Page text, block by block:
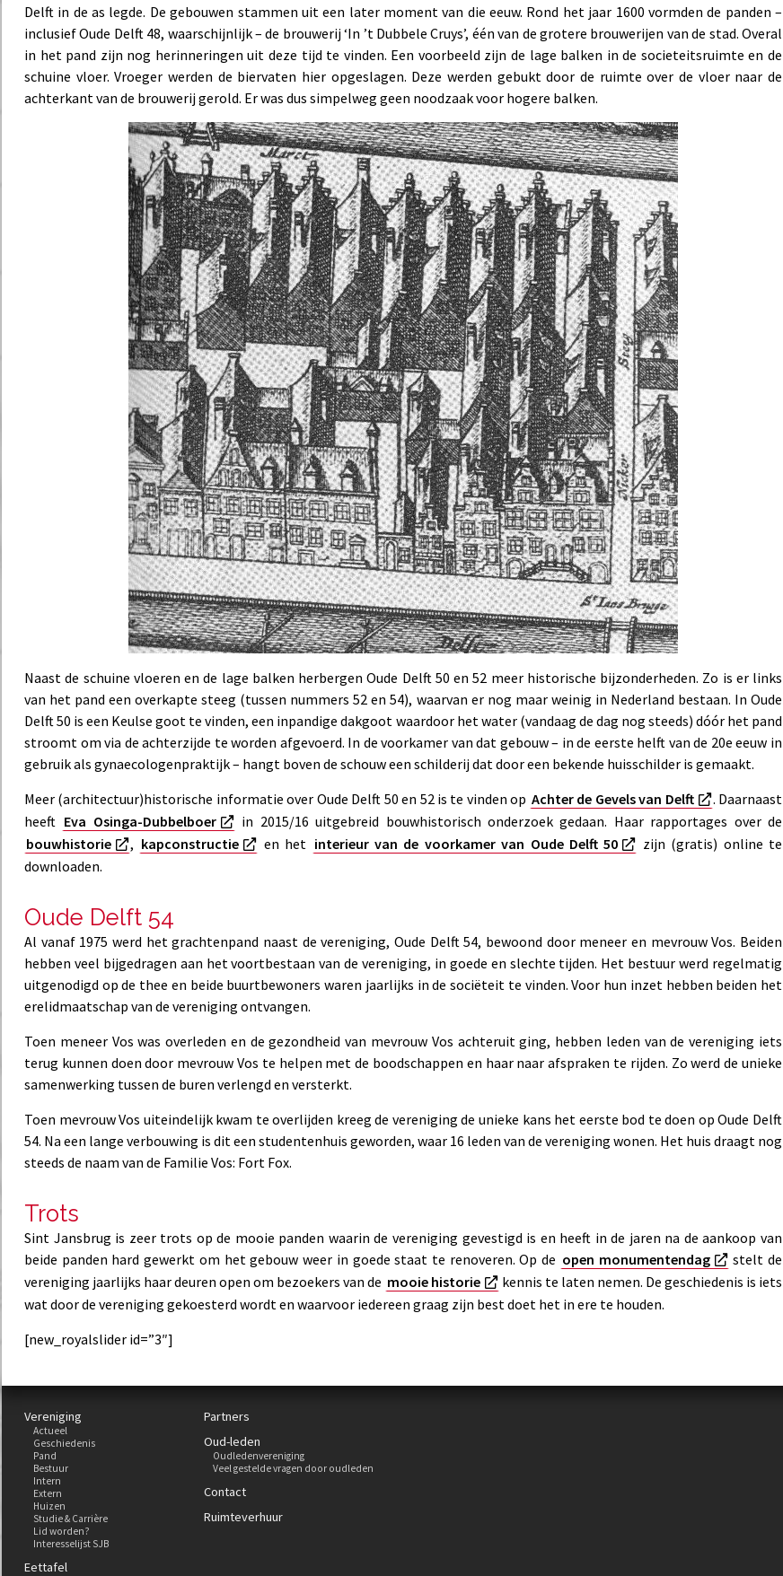
Delft in de as legde. De gebouwen stammen uit een later moment van die eeuw. Rond het jaar 1600 vormden de panden –
inclusief Oude Delft 48, waarschijnlijk – de brouwerij ‘In ’t Dubbele Cruys’, één van de grotere brouwerijen van de stad. Overal
in het pand zijn nog herinneringen uit deze tijd te vinden. Een voorbeeld zijn de lage balken in de societeitsruimte en de
schuine vloer. Vroeger werden de biervaten hier opgeslagen. Deze werden gebukt door de ruimte over de vloer naar de
achterkant van de brouwerij gerold. Er was dus simpelweg geen noodzaak voor hogere balken.
Naast de schuine vloeren en de lage balken herbergen Oude Delft 50 en 52 meer historische bijzonderheden. Zo is er links
van het pand een overkapte steeg (tussen nummers 52 en 54), waarvan er nog maar weinig in Nederland bestaan. In Oude
Delft 50 is een Keulse goot te vinden, een inpandige dakgoot waardoor het water (vandaag de dag nog steeds) dóór het pand
stroomt om via de achterzijde te worden afgevoerd. In de voorkamer van dat gebouw – in de eerste helft van de 20e eeuw in
gebruik als gynaecologenpraktijk – hangt boven de schouw een schilderij dat door een bekende huisschilder is gemaakt.
Meer (architectuur)historische informatie over Oude Delft 50 en 52 is te vinden op Achter de Gevels van Delft
. Daarnaast
heeft Eva Osinga-Dubbelboer
in 2015/16 uitgebreid bouwhistorisch onderzoek gedaan. Haar rapportages over de
bouwhistorie
, kapconstructie en het interieur van de voorkamer van Oude Delft 50
zijn (gratis) online te
downloaden.
Oude Delft 54
Al vanaf 1975 werd het grachtenpand naast de vereniging, Oude Delft 54, bewoond door meneer en mevrouw Vos. Beiden
hebben veel bijgedragen aan het voortbestaan van de vereniging, in goede en slechte tijden. Het bestuur werd regelmatig
uitgenodigd op de thee en beide buurtbewoners waren jaarlijks in de sociëteit te vinden. Voor hun inzet hebben beiden het
erelidmaatschap van de vereniging ontvangen.
Toen meneer Vos was overleden en de gezondheid van mevrouw Vos achteruit ging, hebben leden van de vereniging iets
terug kunnen doen door mevrouw Vos te helpen met de boodschappen en haar naar afspraken te rijden. Zo werd de unieke
samenwerking tussen de buren verlengd en versterkt.
Toen mevrouw Vos uiteindelijk kwam te overlijden kreeg de vereniging de unieke kans het eerste bod te doen op Oude Delft
54. Na een lange verbouwing is dit een studentenhuis geworden, waar 16 leden van de vereniging wonen. Het huis draagt nog
steeds de naam van de Familie Vos: Fort Fox.
Trots
Sint Jansbrug is zeer trots op de mooie panden waarin de vereniging gevestigd is en heeft in de jaren na de aankoop van
beide panden hard gewerkt om het gebouw weer in goede staat te renoveren. Op de open monumentendag
stelt de
vereniging jaarlijks haar deuren open om bezoekers van de mooie historie
kennis te laten nemen. De geschiedenis is iets
wat door de vereniging gekoesterd wordt en waarvoor iedereen graag zijn best doet het in ere te houden.
[new_royalslider id=”3″]
Vereniging
Actueel
Geschiedenis
Pand
Bestuur
Intern
Extern
Huizen
Studie & Carrière
Lid worden?
Interesselijst SJB
Eettafel
Partners
Oud-leden
Oudledenvereniging
Veel gestelde vragen door oudleden
Contact
Ruimteverhuur